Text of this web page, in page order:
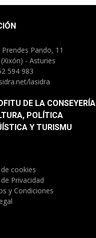
Pando, 11
- Asturies
594 983
lasidra
DE LA CONSEYERÍA
POLÍTICA
Y TURISMU
cookies
Privacidad
y Condiciones